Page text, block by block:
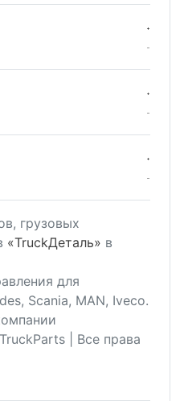
грузовых
«TruckДеталь» в
для
Scania, MAN, Iveco.
| Все права